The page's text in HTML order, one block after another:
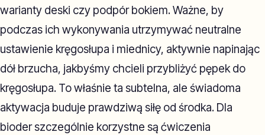
warianty deski czy podpór bokiem. Ważne, by
podczas ich wykonywania utrzymywać neutralne
ustawienie kręgosłupa i miednicy, aktywnie napinając
dół brzucha, jakbyśmy chcieli przybliżyć pępek do
kręgosłupa. To właśnie ta subtelna, ale świadoma
aktywacja buduje prawdziwą siłę od środka. Dla
bioder szczególnie korzystne są ćwiczenia